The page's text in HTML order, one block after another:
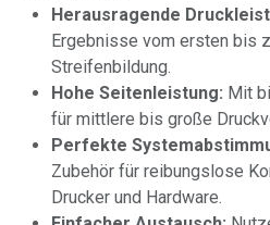
Herausragende
Ergebnisse vom ersten bis
Streifenbildung.
Hohe Seitenleistung: Mit
für mittlere bis große
Perfekte
Zubehör für reibungslose
Drucker und Hardware.